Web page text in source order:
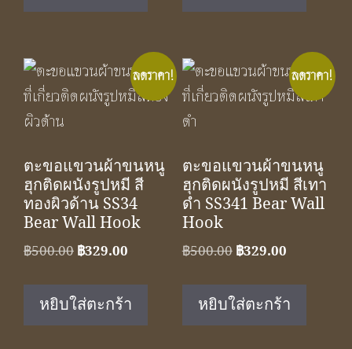
ลดราคา!
ตะขอแขวนผ้าขนหนู
ฮุกติดผนังรูปหมี สี
ทองผิวด้าน SS34
Bear Wall Hook
฿500.00 Original
was:
฿500.00.
฿329.00
฿329.00.
หยิบใส่ตะกร้า
ลดราคา!
ตะขอแขวนผ้าขนหนู
ฮุกติดผนังรูปหมี สีเทา
ดำ SS341 Bear Wall
Hook
฿500.00 Original
was:
฿500.00.
฿329.00Current
฿329.00.
หยิบใส่ตะกร้า